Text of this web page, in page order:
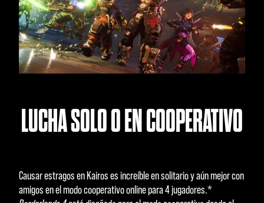
LUCHA SOLO O EN COOPERATIVO
Causar estragos en Kairos es increíble en solitario y aún mejor con
amigos en el modo cooperativo online para 4 jugadores.*